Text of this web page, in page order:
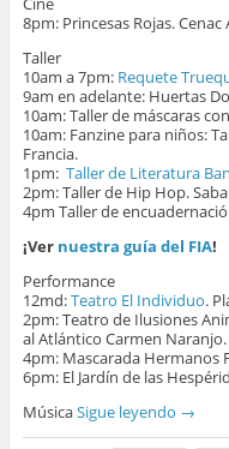
8pm: Princesas Rojas.
Taller
10am a 7pm: Requete
9am en adelante: Huertas
10am: Taller de máscaras
10am: Fanzine para niños:
Francia.
1pm: Taller de Literatura
2pm: Taller de Hip Hop.
4pm Taller de
¡Ver nuestra guía del FIA!
Performance
12md:Teatro El Individuo.
2pm: Teatro de Ilusiones
al Atlántico Carmen Naranjo.
4pm: Mascarada Hermanos
6pm: El Jardín de las
MúsicaSigue leyendo →